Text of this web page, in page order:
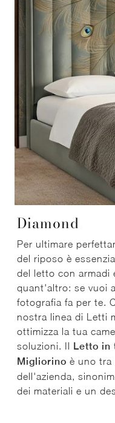
Diamond
Per ultimare
del riposo è
del letto con armadi
quant'altro: se vuoi
fotografia fa per te.
nostra linea di Letti
ottimizza la tua
soluzioni. Il
Letto in
Migliorino è uno
dell'azienda,
dei materiali e un